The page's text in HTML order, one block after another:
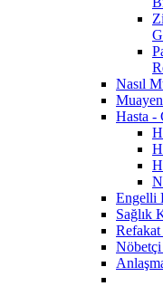
Nasıl
Hasta -
Engelli
Sağlık